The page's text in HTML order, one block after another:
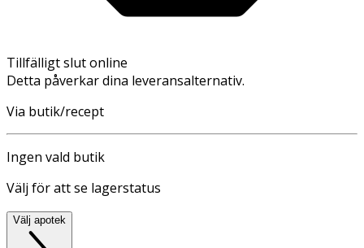
Tillfälligt slut online
Detta påverkar dina leveransalternativ.
Via butik/recept
Ingen vald butik
Välj för att se lagerstatus
Välj apotek